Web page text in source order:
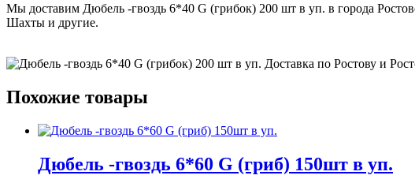
Мы доставим Дюбель -гвоздь 6*40 G (грибок) 200 шт в уп. в города
Шахты и другие.
Похожие товары
Дюбель -гвоздь 6*60 G (гриб) 150шт в уп.